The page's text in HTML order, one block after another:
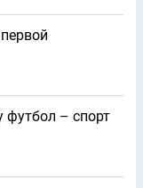
футбол – спорт